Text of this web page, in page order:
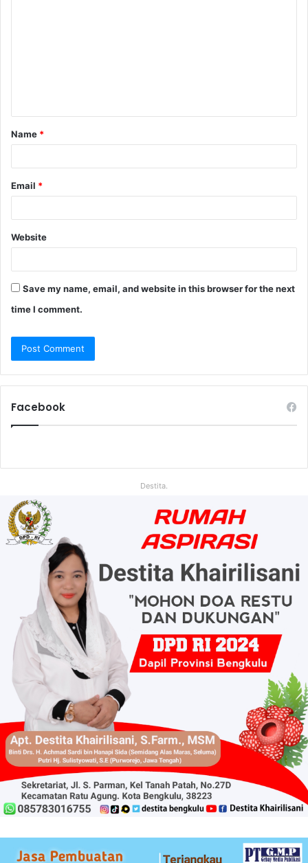
Name *
Email *
Website
Save my name, email, and website in this browser for the next
time I comment.
Facebook
Destita.